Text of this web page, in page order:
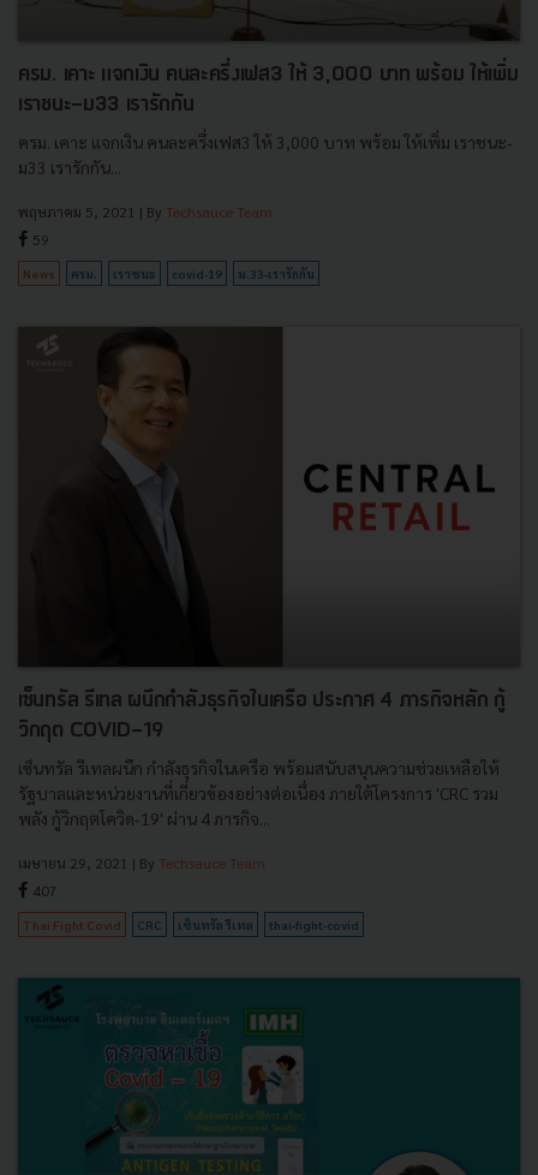
ครม. เคาะ แจกเงิน คนละครึ่งเฟส3 ให้ 3,000 บาท พร้อม ให้เพิ่ม
เราชนะ-ม33 เรารักกัน
ครม. เคาะ แจกเงิน คนละครึ่งเฟส3 ให้ 3,000 บาท พร้อม ให้เพิ่ม เราชนะ-
ม33 เรารักกัน...
พฤษภาคม 5, 2021 | By Techsauce Team
59
News ครม. เราชนะ covid-19 ม.33-เรารักกัน
เซ็นทรัล รีเทล ผนึกกำลังธุรกิจในเครือ ประกาศ 4 ภารกิจหลัก กู้
วิกฤต COVID-19
เซ็นทรัล รีเทลผนึก กำลังธุรกิจในเครือ พร้อมสนับสนุนความช่วยเหลือให้
รัฐบาลและหน่วยงานที่เกี่ยวข้องอย่างต่อเนื่อง ภายใต้โครงการ 'CRC รวม
พลัง กู้วิกฤตโควิด-19' ผ่าน 4 ภารกิจ...
เมษายน 29, 2021 | By Techsauce Team
407
Thai Fight Covid CRC เซ็นทรัล รีเทล thai-fight-covid